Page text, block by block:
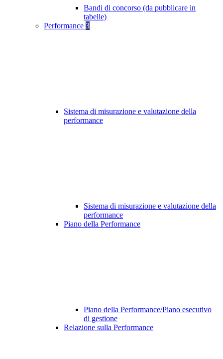
Bandi di concorso (da pubblicare in
tabelle)
Performance 3
Sistema di misurazione e valutazione della
performance
Sistema di misurazione e valutazione della
performance
Piano della Performance
Piano della Performance/Piano esecutivo
di gestione
Relazione sulla Performance